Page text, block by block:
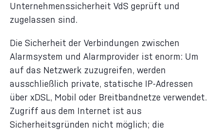
Unternehmenssicherheit VdS geprüft und
zugelassen sind.
Die Sicherheit der Verbindungen zwischen
Alarmsystem und Alarmprovider ist enorm: Um
auf das Netzwerk zuzugreifen, werden
ausschließlich private, statische IP-Adressen
über xDSL, Mobil oder Breitbandnetze verwendet.
Zugriff aus dem Internet ist aus
Sicherheitsgründen nicht möglich; die